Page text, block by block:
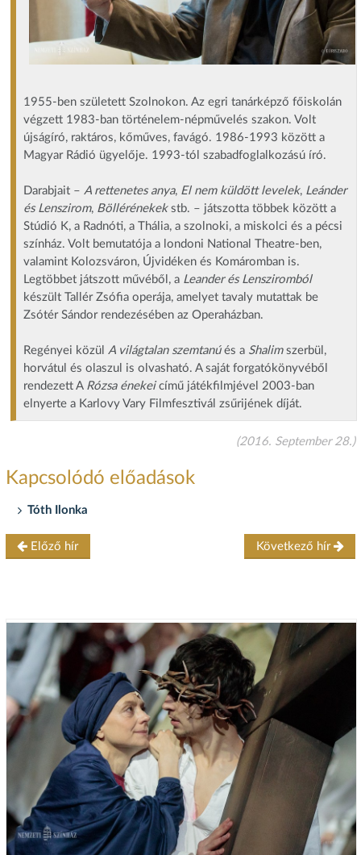
1955-ben született Szolnokon. Az egri tanárképző főiskolán
végzett 1983-ban történelem-népművelés szakon. Volt
újságíró, raktáros, kőműves, favágó. 1986-1993 között a
Magyar Rádió ügyelője. 1993-tól szabadfoglalkozású író.
Darabjait – A rettenetes anya, El nem küldött levelek, Leánder
és Lenszirom, Böllérénekekstb. – játszotta többek között a
Stúdió K, a Radnóti, a Thália, a szolnoki, a miskolci és a pécsi
színház. Volt bemutatója a londoni National Theatre-ben,
valamint Kolozsváron, Újvidéken és Komáromban is.
Legtöbbet játszott művéből, a Leander és Lensziromból
készült Tallér Zsófia operája, amelyet tavaly mutattak be
Zsótér Sándor rendezésében az Operaházban.
Regényei közül A világtalan szemtanúés a Shalimszerbül,
horvátul és olaszul is olvasható. A saját forgatókönyvéből
rendezett A Rózsa énekeicímű játékfilmjével 2003-ban
elnyerte a Karlovy Vary Filmfesztivál zsűrijének díját.
(2016. September 28.)
Kapcsolódó előadások
Tóth Ilonka
Előző hír Következő hír